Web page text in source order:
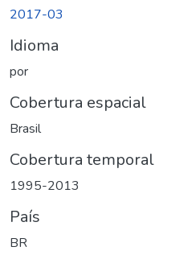
2017-03
Idioma
por
Cobertura espacial
Brasil
Cobertura temporal
1995-2013
País
BR